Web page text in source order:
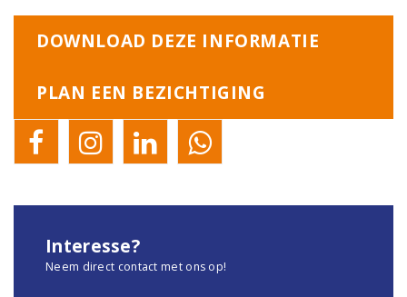
DOWNLOAD DEZE INFORMATIE
PLAN EEN BEZICHTIGING
Interesse?
Neem direct contact met ons op!